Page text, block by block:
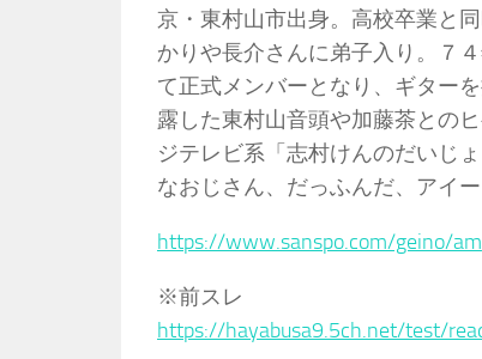
京・東村山市出身。高校卒業と
かりや長介さんに弟子入り。７
て正式メンバーとなり、ギター
露した東村山音頭や加藤茶との
ジテレビ系「志村けんのだいじ
なおじさん、だっふんだ、アイ
https://www.sanspo.com/geino/
※前スレ
https://hayabusa9.5ch.net/test/